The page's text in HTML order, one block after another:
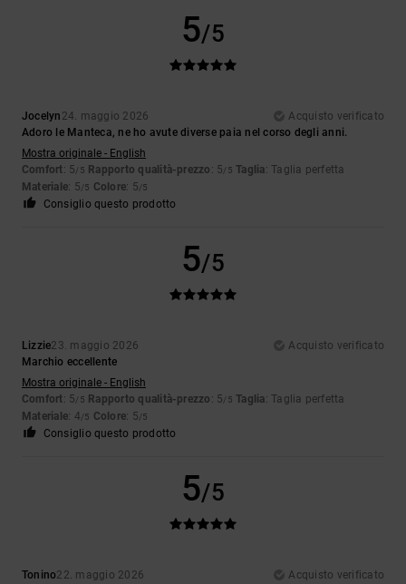
5/5
Jocelyn 24. maggio 2026
Acquisto verificato
Adoro le Manteca, ne ho avute diverse paia nel corso degli anni.
Mostra originale - English
Comfort: 5/5 Rapporto qualità-prezzo : 5/5 Taglia: Taglia perfetta
Materiale: 5/5 Colore: 5/5
Consiglio questo prodotto
5/5
Lizzie23. maggio 2026
Acquisto verificato
Marchio eccellente
Mostra originale - English
Comfort: 5/5 Rapporto qualità-prezzo : 5/5 Taglia: Taglia perfetta
Materiale: 4/5 Colore: 5/5
Consiglio questo prodotto
5/5
Tonino22. maggio 2026
Acquisto verificato